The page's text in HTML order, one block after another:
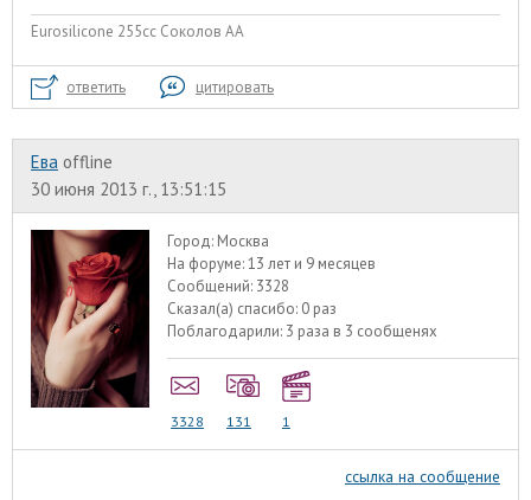
Eurosilicone 255cc Соколов АА
ответить цитировать
Ева offline
30 июня 2013 г., 13:51:15
Город: Москва
На форуме:13 лет и 9 месяцев
Сообщений: 3328
Сказал(а) спасибо: 0 раз
Поблагодарили: 3 раза в 3 сообщенях
3328 131 1
ссылка на сообщение